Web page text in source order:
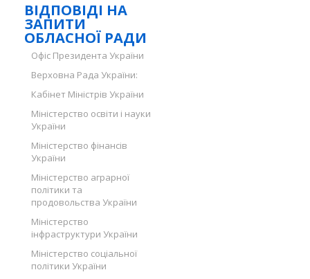
ВІДПОВІДІ НА
ЗАПИТИ
ОБЛАСНОЇ РАДИ
Офіс Президента України
Верховна Рада України:
Кабінет Міністрів України
Міністерство освіти і науки
України
Міністерство фінансів
України
Міністерство аграрної
політики та
продовольства України
Міністерство
інфраструктури України
Міністерство соціальної
політики України